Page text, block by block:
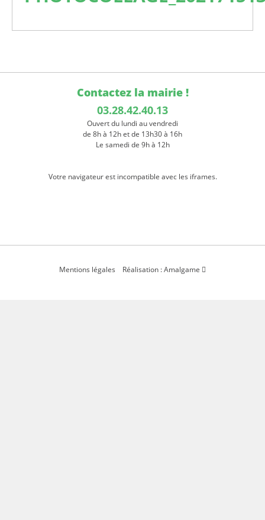
Contactez la mairie !
03.28.42.40.13
Ouvert du lundi au vendredi
de 8h à 12h et de 13h30 à 16h
Le samedi de 9h à 12h
Votre navigateur est incompatible avec les iframes.
Mentions légales Réalisation : Amalgame